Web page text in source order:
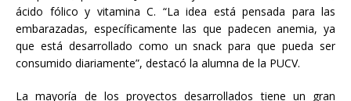
ácido fólico y vitamina C. “La idea está pensada para las
embarazadas, específicamente las que padecen anemia, ya
que está desarrollado como un snack para que pueda ser
consumido diariamente”, destacó la alumna de la PUCV.
La mayoría de los proyectos desarrollados tiene un gran